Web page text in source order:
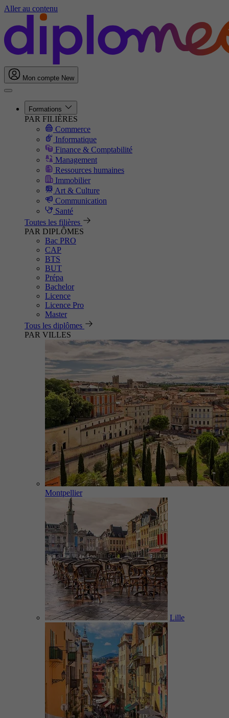
Aller au contenu
Mon compte New
Formations
PAR FILIÈRES
Commerce
Informatique
Finance & Comptabilité
Management
Ressources humaines
Immobilier
Art & Culture
Communication
Santé
Toutes les filières
PAR DIPLÔMES
Bac PRO
CAP
BTS
BUT
Prépa
Bachelor
Licence
Licence Pro
Master
Tous les diplômes
PAR VILLES
Montpellier
Lille